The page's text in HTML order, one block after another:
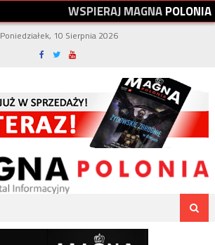
WSPIERAJMAGNAPOLONIA
Poniedziałek, 10 Sierpnia 2026